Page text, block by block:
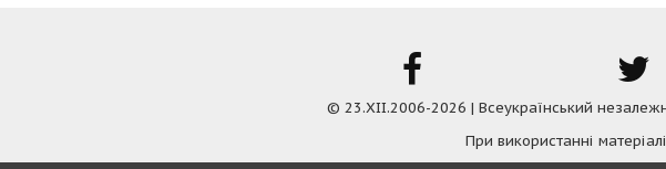
© 23.XII.2006-2026 | Всеукраїнський
При використанні